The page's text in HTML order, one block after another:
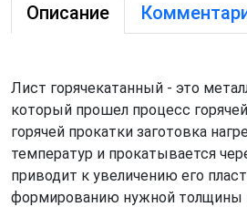
Описание
Лист горячекатанный - это
который прошел процесс
горячей прокатки заготовка
температур и прокатывается
приводит к увеличению его
формированию нужной толщины